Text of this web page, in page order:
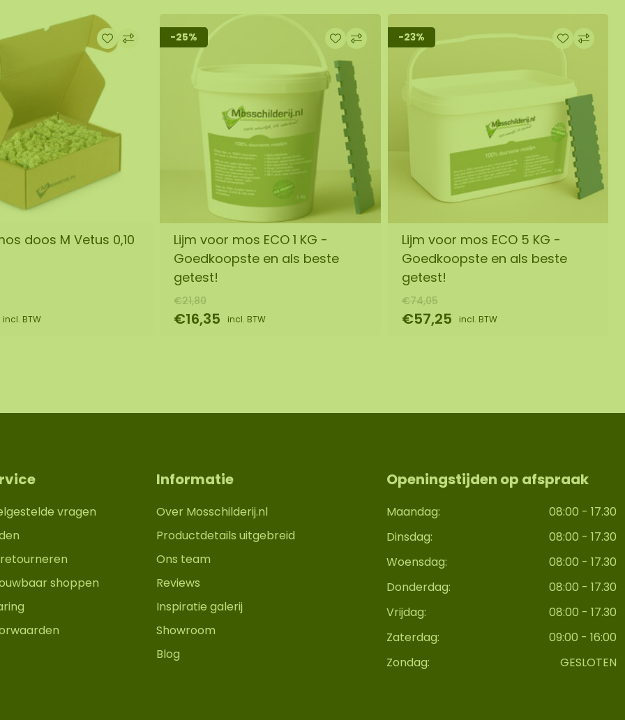
doos M Vetus 0,10
incl. BTW
-25%
Lijm voor mos ECO 1 KG -
Goedkoopste en als beste
getest!
€21,80
€16,35 incl. BTW
-23%
Lijm voor mos ECO 5 KG -
Goedkoopste en als beste
getest!
€74,05
€57,25 incl. BTW
vragen
shoppen
Informatie
Over Mosschilderij.nl
Productdetails uitgebreid
Ons team
Reviews
Inspiratie galerij
Showroom
Blog
Openingstijden op afspraak
Maandag:
08:00 - 17.30
Dinsdag:
08:00 - 17.30
Woensdag:
08:00 - 17.30
Donderdag:
08:00 - 17.30
Vrijdag:
08:00 - 17.30
Zaterdag:
09:00 - 16:00
Zondag:
GESLOTEN